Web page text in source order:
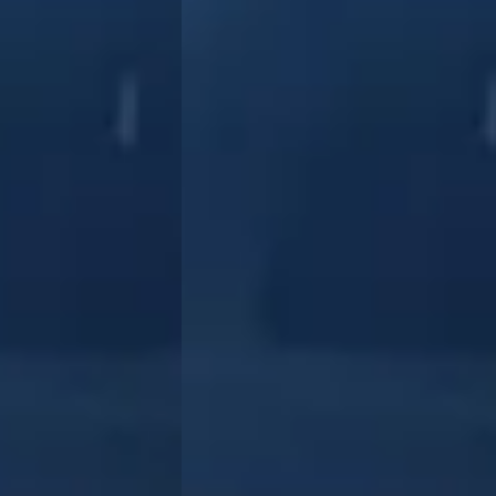
!!!! BLIJF DAAR WEG !
Zeer blij mee, alles naar wens en optijd geleverd omdat we naar